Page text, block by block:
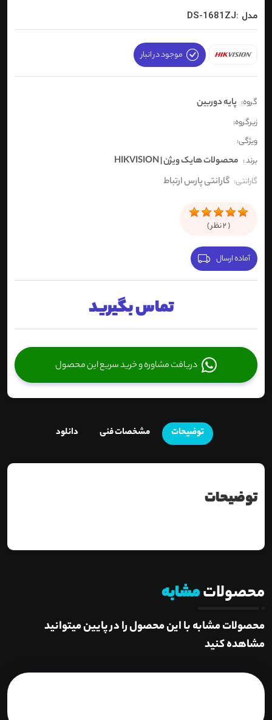
مدل :DS-1681ZJ
موجود در انبار
گروه: پایه دوربین
زیرگروه:
ویژگی:
برند : محصولات هایک ویژن | HIKVISION
گارانتی: گارانتی پارس ارتباط
(
2نظر )
آماده ارسال
تماس بگیرید
دریافت مشاوره و خرید سریع این محصول
توضیحات مشخصات فنی دانلود
توضیحات
محصولاتمشابه
محصولات مشابه با این محصول را در پایین میتوانید
مشاهده کنید